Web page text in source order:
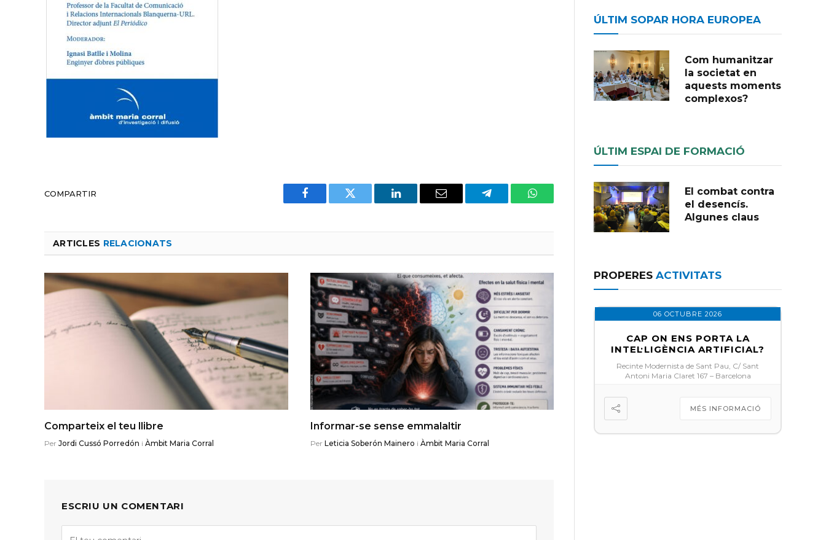
COMPARTIR
Facebook Twitter LinkedIn Email Telegram WhatsApp
ARTICLES RELACIONATS
Comparteix el teu llibre
Per Jordi Cussó Porredón i Àmbit Maria Corral
Informar-se sense emmalaltir
Per Leticia Soberón Mainero i Àmbit Maria Corral
ESCRIU UN COMENTARI
ÚLTIM SOPAR HORA EUROPEA
Com humanitzar
la societat en
aquests moments
complexos?
ÚLTIM ESPAI DE FORMACIÓ
El combat contra
el desencís.
Algunes claus
PROPERESACTIVITATS
06 OCTUBRE 2026
CAP ON ENS PORTA LA
INTEL·LIGÈNCIA ARTIFICIAL?
Recinte Modernista de Sant Pau, C/ Sant
Antoni Maria Claret 167 – Barcelona
MÉS INFORMACIÓ